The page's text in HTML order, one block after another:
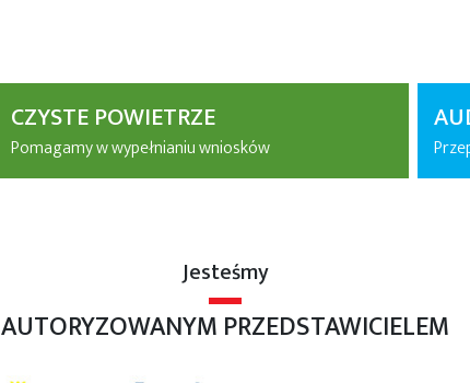
CZYSTE POWIETRZE
Pomagamy w wypełnianiu wniosków
Jesteśmy
AUTORYZOWANYM PRZEDSTAWICIELEM